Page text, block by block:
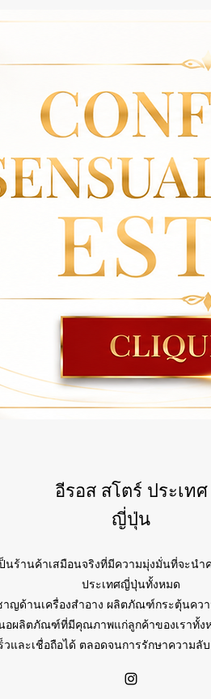
อีรอส สโตร์ ประเทศ
ญี่ปุ่น
ป็นร้านค้าเสมือนจริงที่มีความมุ่งมั่นที่จะน
ประเทศญี่ปุ่นทั้งหมด
าญด้านเครื่องสำอาง ผลิตภัณฑ์กระตุ้นค
นอผลิตภัณฑ์ที่มีคุณภาพแก่ลูกค้าของเราทั้ง
วและเชื่อถือได้ ตลอดจนการรักษาความลั